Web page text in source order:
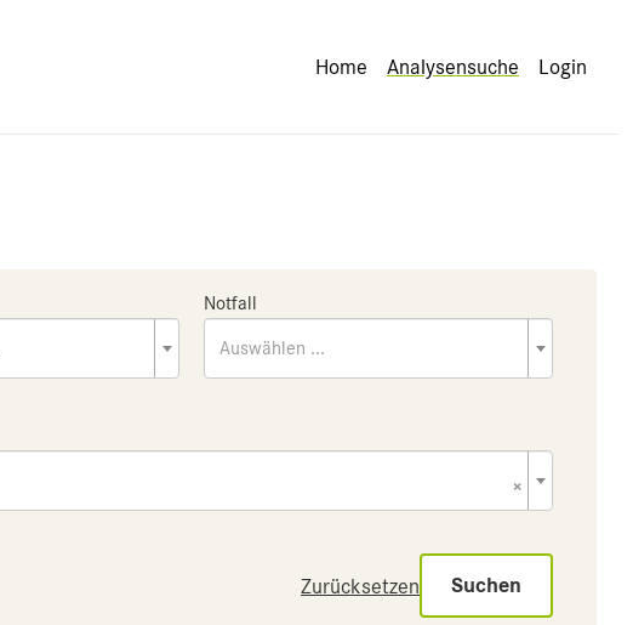
Home Analysensuche Login
Notfall
Auswählen ...
×
Zurücksetzen Suchen